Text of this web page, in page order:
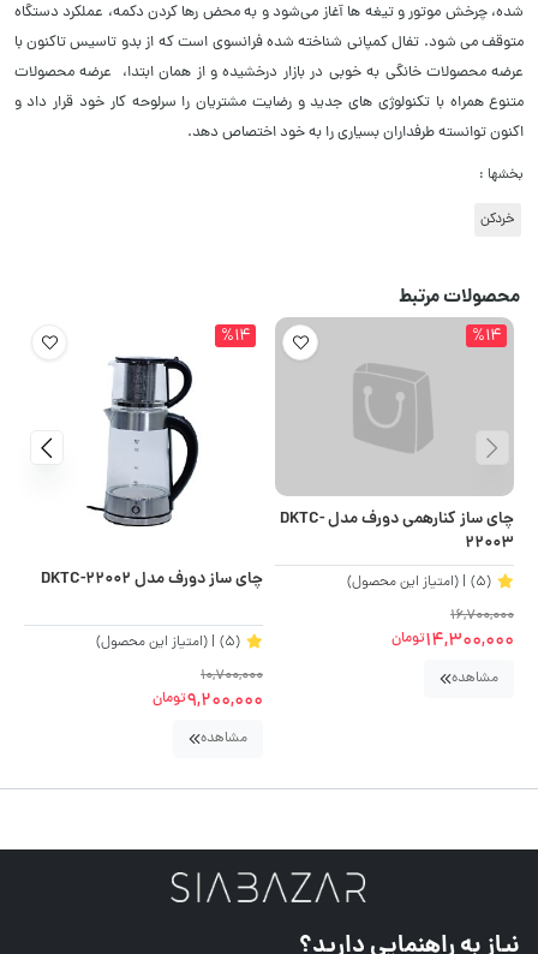
شده، چرخش موتور و تیغه‌ ها آغاز می‌شود و به‌ محض رها کردن دکمه، عملکرد دستگاه
متوقف می شود. تفالکمپانی شناخته شده فرانسوی است که از بدو تاسیس تاکنون با
عرضه محصولات خانگی به خوبی در بازار درخشیده و از همان ابتدا، عرضه محصولات
متنوع همراه با تکنولوژی های جدید و رضایت مشتریان را سرلوحه کار خود قرار داد و
اکنون توانسته طرفداران بسیاری را به خود اختصاص دهد.
بخشها :
خردکن
محصولات مرتبط
%14
چای ساز کنارهمی دورف مدل DKTC-
22003
(5)
| (امتیاز این محصول)
16,700,000
14,300,000تومان
مشاهده
%14
چای ساز دورف مدل DKTC-22002
(5)
| (امتیاز این محصول)
10,700,000
9,200,000تومان
مشاهده